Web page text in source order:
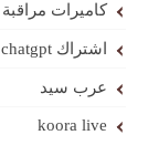
كاميرات مراقبة
اشتراك chatgpt
عرب سيد
koora live